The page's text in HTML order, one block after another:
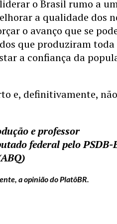
o Brasil rumo a
a qualidade dos
o avanço que se
que produziram
a confiança da
e, definitivamente,
e professor
federal pelo PSDB-
a opinião do PlatôBR.